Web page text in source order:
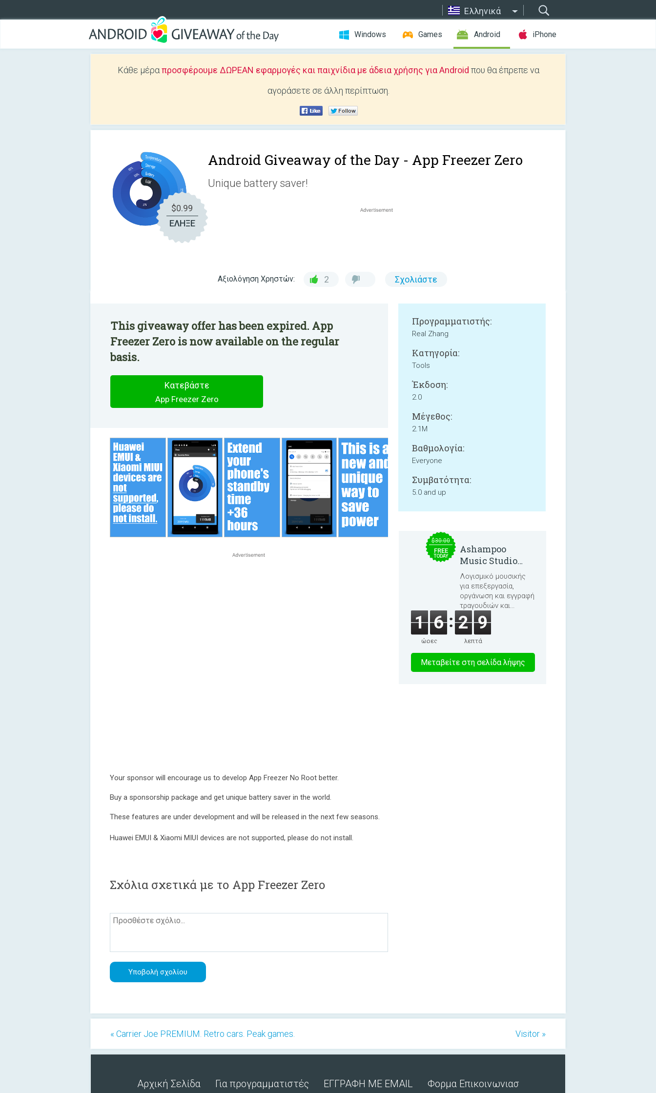
Ελληνικά
Windows Games Android iPhone
Κάθε μέραπροσφέρουμε ΔΩΡΕΑΝ εφαρμογές και παιχνίδια με άδεια χρήσης για Android που θα έπρεπε να
αγοράσετε σε άλλη περίπτωση.
$0.99
ΕΛΗΞΕ
Android Giveaway of the Day - App Freezer Zero
Unique battery saver!
Αξιολόγηση Χρηστών: 2 Σχολιάστε
This giveaway offer has been expired. App
Freezer Zero is now available on the regular
basis.
Κατεβάστε
App Freezer Zero
Your sponsor will encourage us to develop App Freezer No Root better.
Buy a sponsorship package and get unique battery saver in the world.
These features are under development and will be released in the next few seasons.
Huawei EMUI & Xiaomi MIUI devices are not supported, please do not install.
Προγραμματιστής:
Real Zhang
Κατηγορία:
Tools
Έκδοση:
2.0
Μέγεθος:
2.1M
Βαθμολογία:
Everyone
Συμβατότητα:
5.0 and up
Σχόλια σχετικά με το App Freezer Zero
$30.00
FREE
TODAY
Ashampoo
Music Studio
2025
Λογισμικό μουσικής
για επεξεργασία,
οργάνωση και εγγραφή
τραγουδιών και
ηχητικών βιβλίων.
1 6
ώρες
2 9
λεπτά
4 0
Μεταβείτε στη σελίδα λήψης
« Carrier Joe PREMIUM. Retro cars. Peak games. Visitor »
Αρχική Σελίδα Για προγραμματιστές ΕΓΓΡΑΦΗ ΜΕ EMAIL Φορμα Επικοινωνιασ